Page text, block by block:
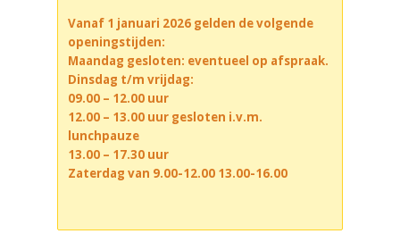
Vanaf 1 januari 2026 gelden de volgende
openingstijden:
Maandag gesloten: eventueel op afspraak.
Dinsdag t/m vrijdag:
09.00 – 12.00 uur
12.00 – 13.00 uur gesloten i.v.m.
lunchpauze
13.00 – 17.30 uur
Zaterdag van 9.00-12.00 13.00-16.00